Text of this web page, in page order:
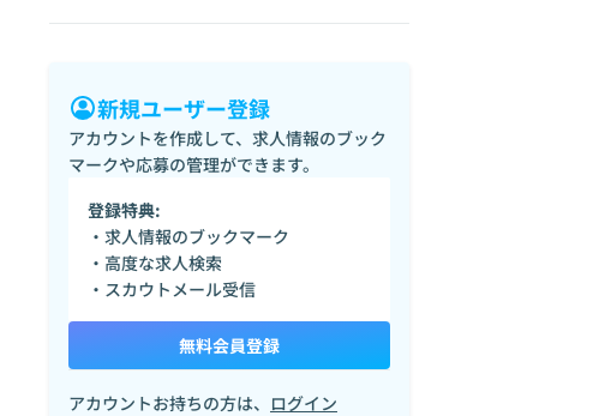
新規ユーザー登録
アカウントを作成して、求人情報のブック
マークや応募の管理ができます。
登録特典:
・求人情報のブックマーク
・高度な求人検索
・スカウトメール受信
無料会員登録
アカウントお持ちの方は、 ログイン